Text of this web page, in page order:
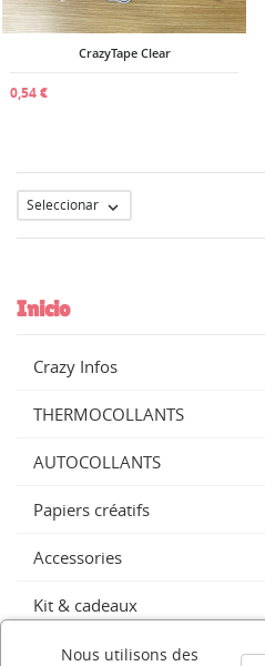
Inicio
Crazy Infos
THERMOCOLLANTS
AUTOCOLLANTS
Papiers créatifs
Accessories
Kit & cadeaux
SERIE LIMITEE
CrazyTape Clear
0,54 €
Seleccionar 
((cancelText))
Cancelar
Nous utilisons des